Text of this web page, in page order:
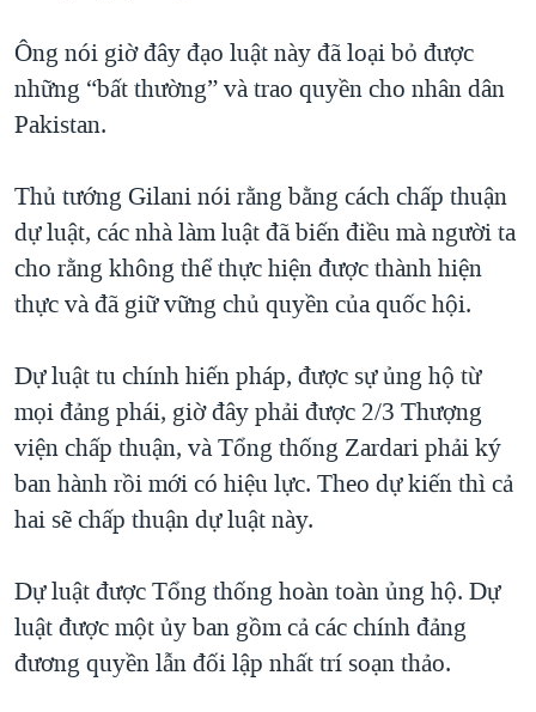
Ông nói giờ đây đạo luật này đã loại bỏ được
những “bất thường” và trao quyền cho nhân dân
Pakistan.
Thủ tướng Gilani nói rằng bằng cách chấp thuận
dự luật, các nhà làm luật đã biến điều mà người ta
cho rằng không thể thực hiện được thành hiện
thực và đã giữ vững chủ quyền của quốc hội.
Dự luật tu chính hiến pháp, được sự ủng hộ từ
mọi đảng phái, giờ đây phải được 2/3 Thượng
viện chấp thuận, và Tổng thống Zardari phải ký
ban hành rồi mới có hiệu lực. Theo dự kiến thì cả
hai sẽ chấp thuận dự luật này.
Dự luật được Tổng thống hoàn toàn ủng hộ. Dự
luật được một ủy ban gồm cả các chính đảng
đương quyền lẫn đối lập nhất trí soạn thảo.